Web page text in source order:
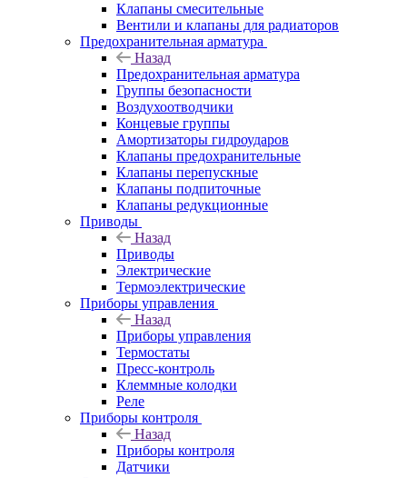
Клапаны смесительные
Вентили и клапаны для радиаторов
Предохранительная арматура
Назад
Предохранительная арматура
Группы безопасности
Воздухоотводчики
Концевые группы
Амортизаторы гидроударов
Клапаны предохранительные
Клапаны перепускные
Клапаны подпиточные
Клапаны редукционные
Приводы
Назад
Приводы
Электрические
Термоэлектрические
Приборы управления
Назад
Приборы управления
Термостаты
Пресс-контроль
Клеммные колодки
Реле
Приборы контроля
Назад
Приборы контроля
Датчики